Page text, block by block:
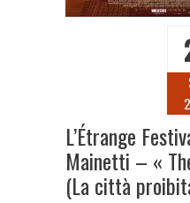
L’Étrange
Mainetti – «
(La città